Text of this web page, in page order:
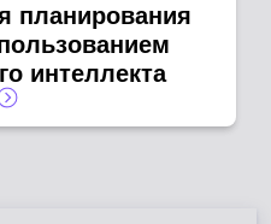
планирования
интеллекта